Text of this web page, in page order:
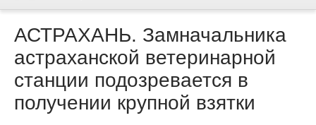
АСТРАХАНЬ. Замначальника
астраханской ветеринарной
станции подозревается в
получении крупной взятки